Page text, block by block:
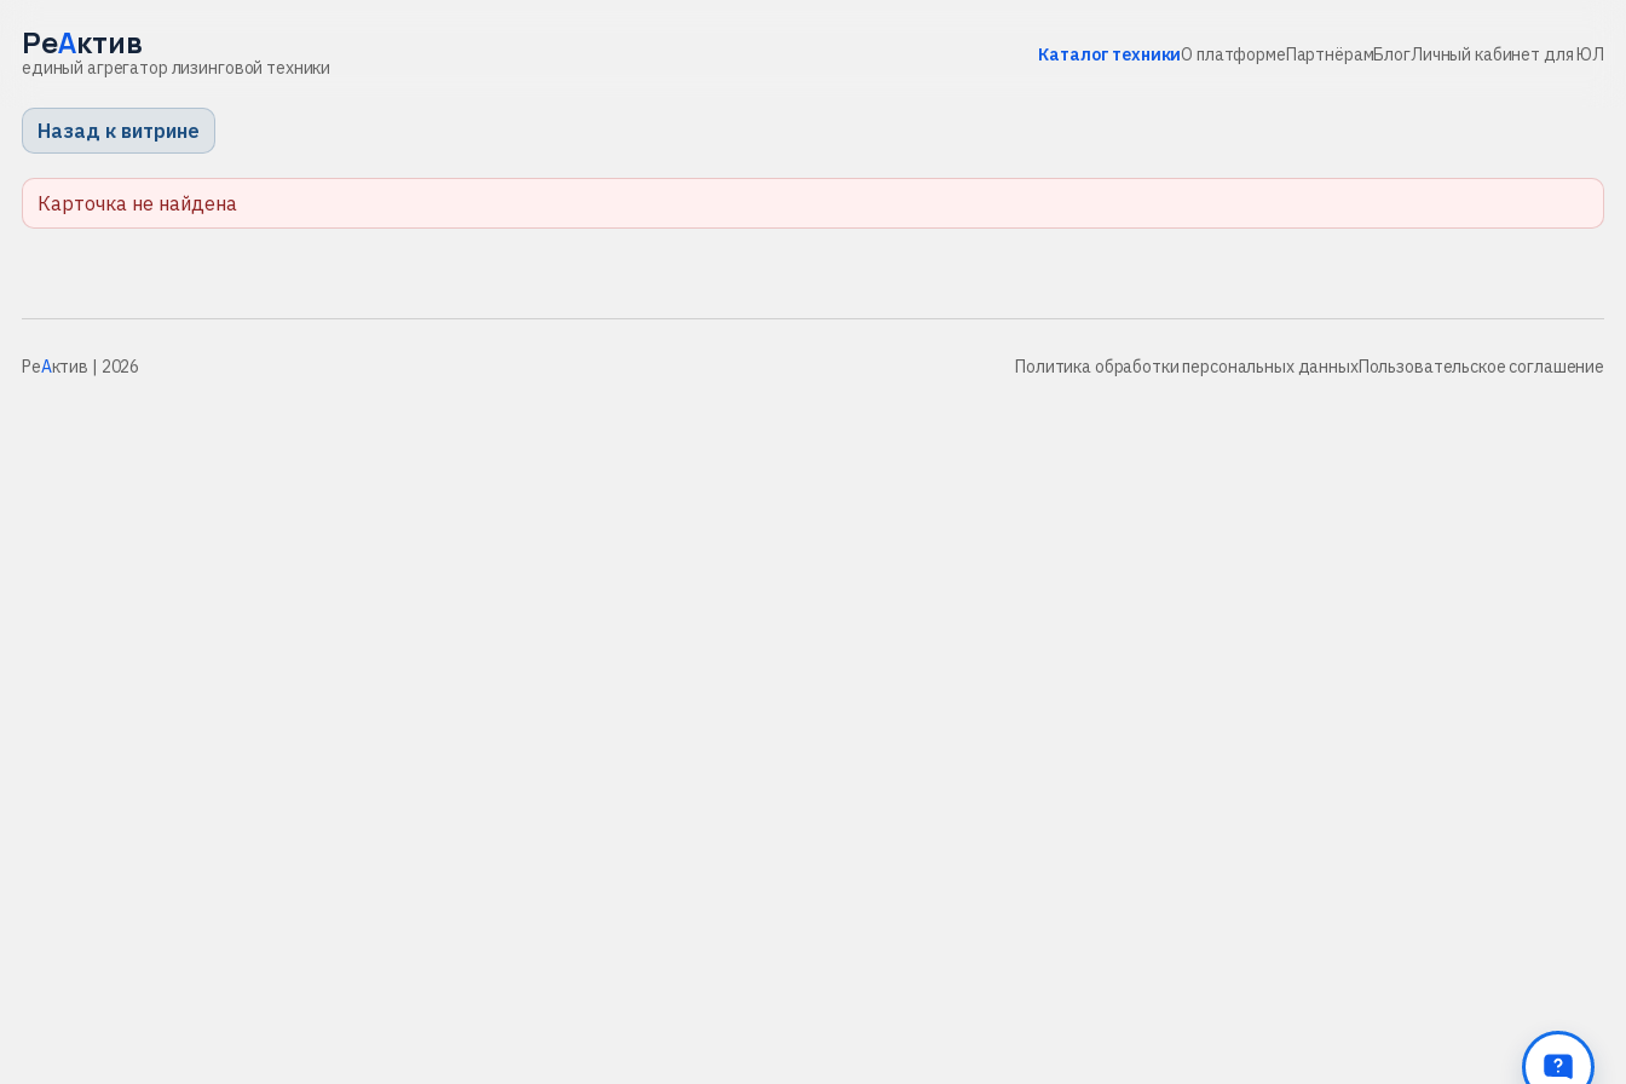
РеАктив
единый агрегатор лизинговой техники
Каталог техникиО платформеПартнёрамБлогЛичный кабинет для ЮЛ
Назад к витрине
Карточка не найдена
РеАктив | 2026 Политика обработки персональных данныхПользовательское соглашение